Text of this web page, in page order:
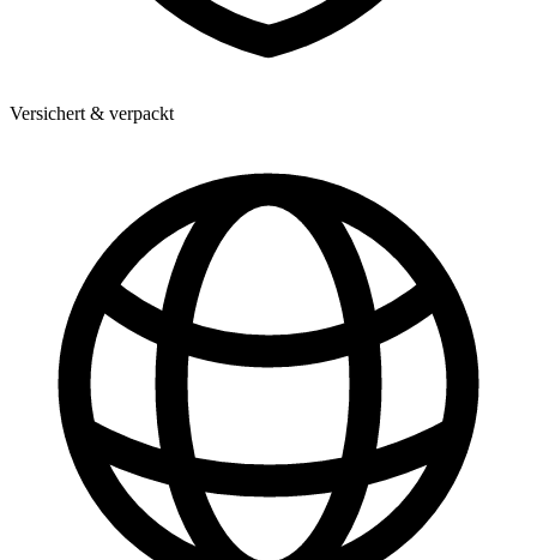
Versichert & verpackt